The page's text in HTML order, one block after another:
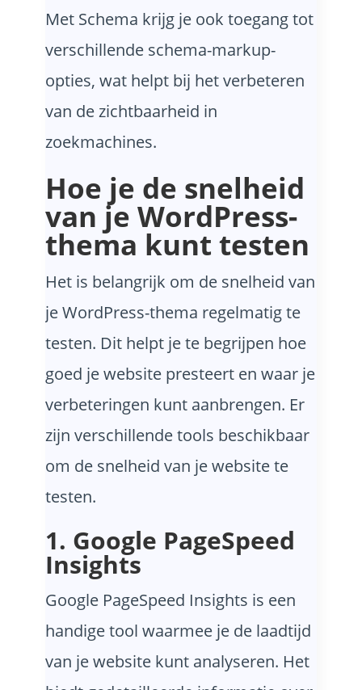
Met Schema krijg je ook toegang tot
verschillende schema-markup-
opties, wat helpt bij het verbeteren
van de zichtbaarheid in
zoekmachines.
Hoe je de snelheid
van je WordPress-
thema kunt testen
Het is belangrijk om de snelheid van
je WordPress-thema regelmatig te
testen. Dit helpt je te begrijpen hoe
goed je website presteert en waar je
verbeteringen kunt aanbrengen. Er
zijn verschillende tools beschikbaar
om de snelheid van je website te
testen.
1. Google PageSpeed
Insights
Google PageSpeed Insights is een
handige tool waarmee je de laadtijd
van je website kunt analyseren. Het